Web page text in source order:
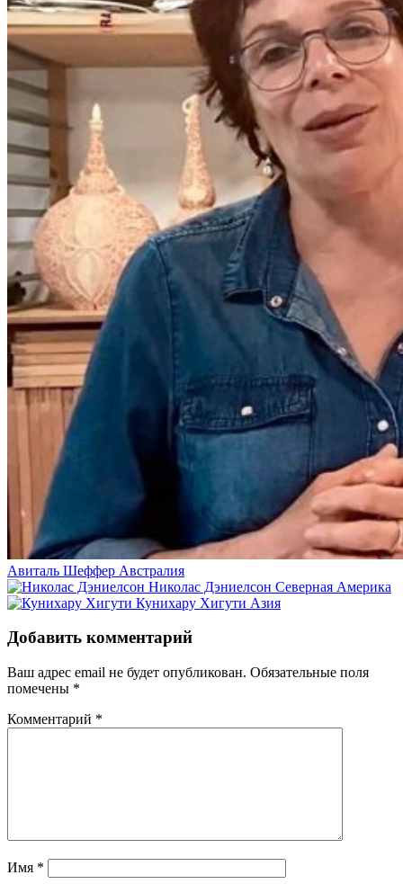
Авиталь Шеффер Австралия
Николас Дэниелсон Северная Америка
Кунихару Хигути Азия
Добавить комментарий
Ваш адрес email не будет опубликован. Обязательные поля
помечены *
Комментарий *
Имя *